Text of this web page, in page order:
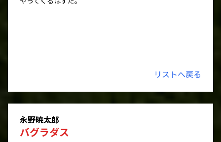
リストへ戻る
永野暁太郎
バグラダス